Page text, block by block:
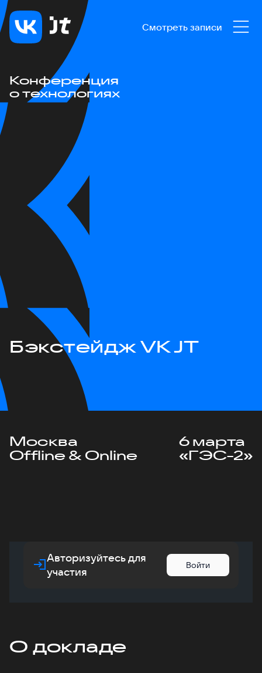
Смотреть записи
Конференция
о технологиях
Бэкстейдж VK JT
Москва
Offline & Online
6 марта
«ГЭС-2»
Авторизуйтесь для
участия
Войти
О докладе